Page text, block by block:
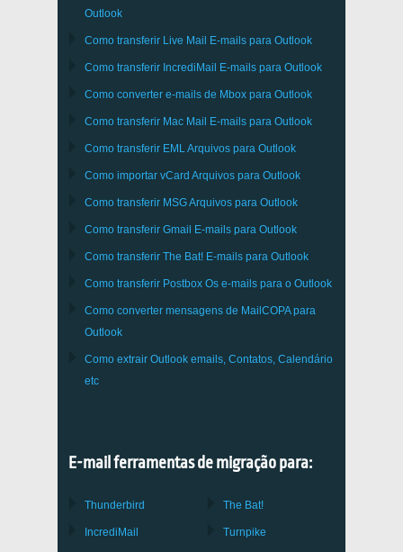
Outlook
Como transferir Live Mail E-mails para Outlook
Como transferir IncrediMail E-mails para Outlook
Como converter e-mails de Mbox para Outlook
Como transferir Mac Mail E-mails para Outlook
Como transferir EMLArquivos para Outlook
Como importar vCard Arquivos para Outlook
Como transferir MSGArquivos para Outlook
Como transferir Gmail E-mails para Outlook
Como transferir The Bat! E-mails para Outlook
Como transferir Postbox Os e-mails para o Outlook
Como converter mensagens de MailCOPApara
Outlook
Como extrair Outlook emails, Contatos, Calendário
etc
E-mail ferramentas de migração para:
Thunderbird
IncrediMail
The Bat!
Turnpike